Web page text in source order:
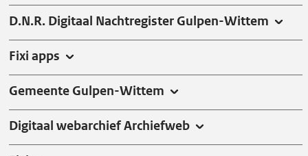
s
t
t
u
s
s
e
D.N.R. Digitaal Nachtregister Gulpen-Wittem
Fixi apps
Gemeente Gulpen-Wittem
Digitaal webarchief Archiefweb